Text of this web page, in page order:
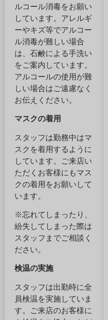
ルコール消毒をお願い
しています。アレルギ
ーやキズ等でアルコー
ル消毒が難しい場合
は、石鹸による手洗い
をご案内しています。
アルコールの使用が難
しい場合はご遠慮なく
お伝えください。
マスクの着用
スタッフは勤務中はマ
スクを着用するように
しています。ご来店い
ただくお客様にもマス
クの着用をお願いして
います。
※忘れてしまったり、
紛失してしまった際は
スタッフまでご相談く
ださい。
検温の実施
スタッフは出勤時に全
員検温を実施していま
す。ご来店のお客様に